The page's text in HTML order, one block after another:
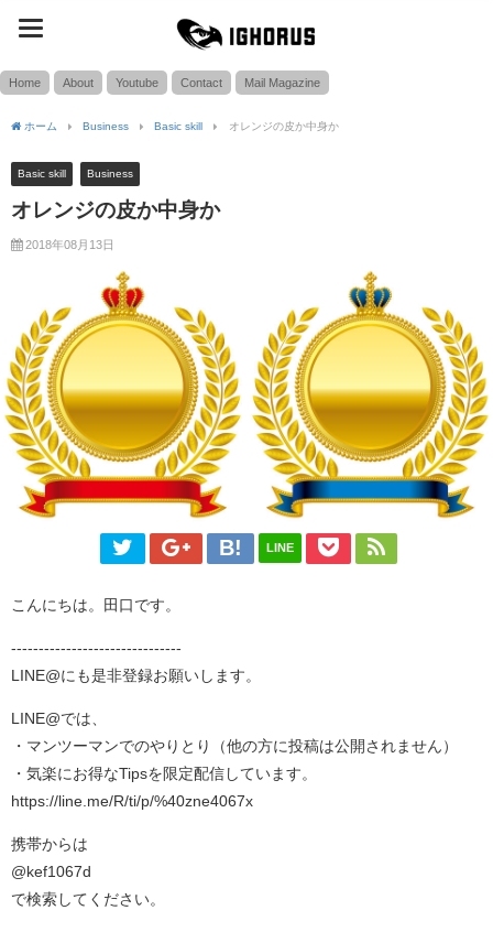
toggle
Home About Youtube Contact Mail Magazine
ホーム Business Basic skill オレンジの皮か中身か
Basic skill Business
オレンジの皮か中身か
2018年08月13日
LINE
こんにちは。田口です。
-------------------------------
LINE@にも是非登録お願いします。
LINE@では、
・マンツーマンでのやりとり（他の方に投稿は公開されません）
・気楽にお得なTipsを限定配信しています。
https://line.me/R/ti/p/%40zne4067x
携帯からは
@kef1067d
で検索してください。